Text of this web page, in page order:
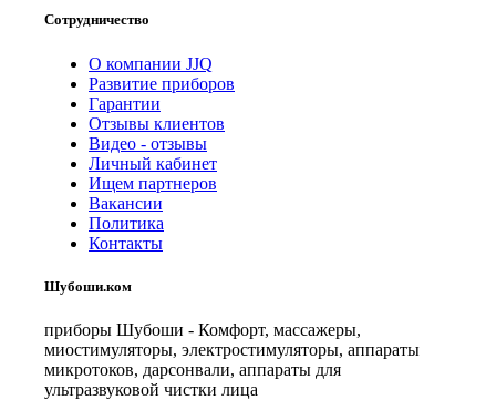
Сотрудничество
О компании JJQ
Развитие приборов
Гарантии
Отзывы клиентов
Видео - отзывы
Личный кабинет
Ищем партнеров
Вакансии
Политика
Контакты
Шубоши.ком
приборы Шубоши - Комфорт, массажеры,
миостимуляторы, электростимуляторы, аппараты
микротоков, дарсонвали, аппараты для
ультразвуковой чистки лица